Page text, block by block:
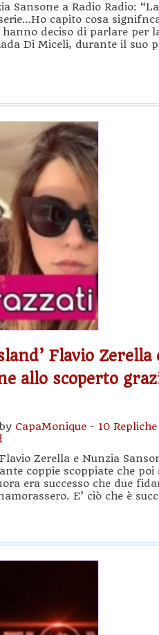
Sansone a Radio Radio:
capito cosa
hanno deciso di parlare per
Di Miceli, durante il suo
Flavio Zerella
allo scoperto
CapaMonique - 10 Repliche
Zerella e Nunzia
coppie scoppiate che
era successo che due
E’ ciò che è